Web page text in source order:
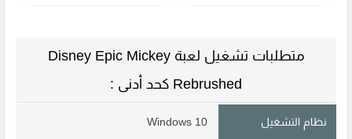
متطلبات تشغيل لعبة Disney Epic Mickey
Rebrushed كحد أدنى :
نظام التشغيل Windows 10